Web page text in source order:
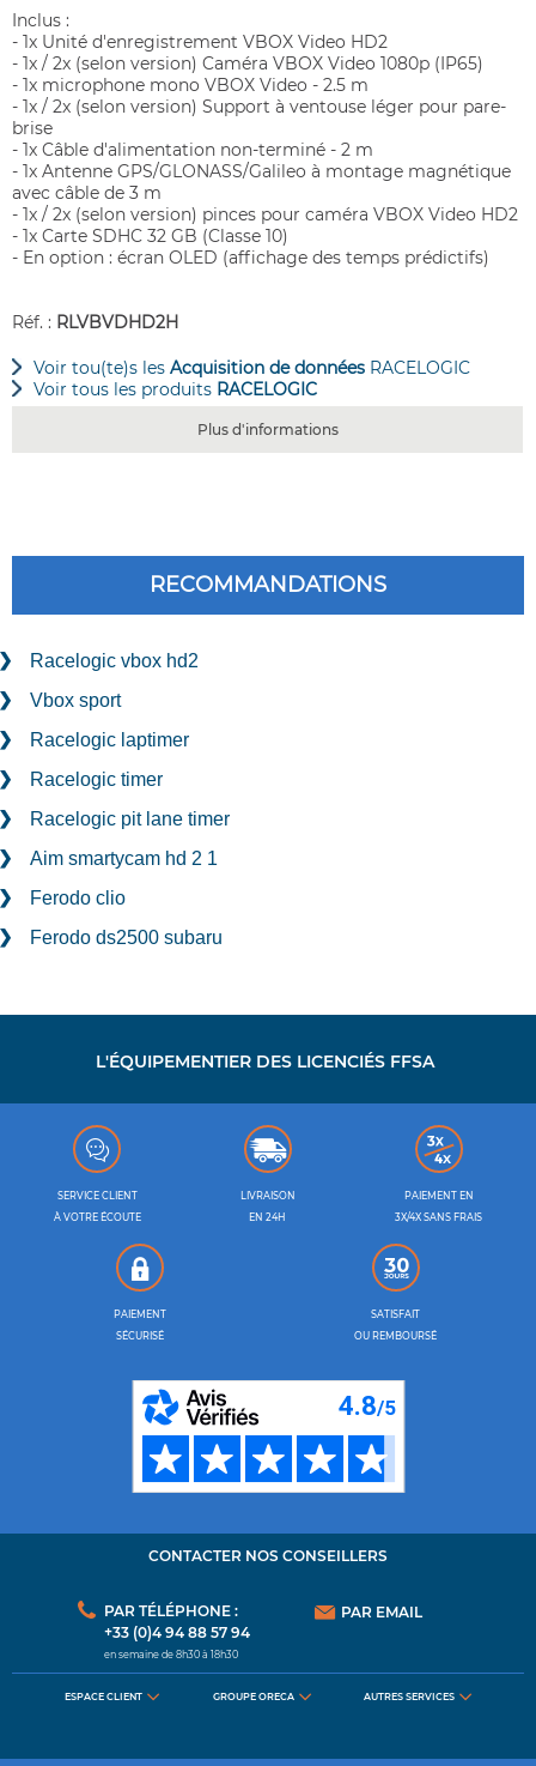
Inclus :
- 1x Unité d'enregistrement VBOX Video HD2
- 1x / 2x (selon version) Caméra VBOX Video 1080p (IP65)
- 1x microphone mono VBOX Video - 2.5 m
- 1x / 2x (selon version) Support à ventouse léger pour pare-
brise
- 1x Câble d'alimentation non-terminé - 2 m
- 1x Antenne GPS/GLONASS/Galileo à montage magnétique
avec câble de 3 m
- 1x / 2x (selon version) pinces pour caméra VBOX Video HD2
- 1x Carte SDHC 32 GB (Classe 10)
- En option : écran OLED (affichage des temps prédictifs)
Réf. : RLVBVDHD2H
Voir tou(te)s les Acquisition de données RACELOGIC
Voir tous les produits RACELOGIC
Plus d'informations
RECOMMANDATIONS
Racelogic vbox hd2
Vbox sport
Racelogic laptimer
Racelogic timer
Racelogic pit lane timer
Aim smartycam hd 2 1
Ferodo clio
Ferodo ds2500 subaru
L'ÉQUIPEMENTIER DES LICENCIÉS FFSA
SERVICE CLIENT
À VOTRE ÉCOUTE
LIVRAISON
EN 24H
PAIEMENT EN
3X/4X SANS FRAIS
PAIEMENT
SÉCURISÉ
SATISFAIT
OU REMBOURSÉ
CONTACTER NOS CONSEILLERS
PAR TÉLÉPHONE :
+33 (0)4 94 88 57 94
en semaine de 8h30 à 18h30
PAR EMAIL
ESPACE CLIENT GROUPE ORECA AUTRES SERVICES